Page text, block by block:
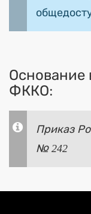
Основание
ФККО:
Приказ
№ 242